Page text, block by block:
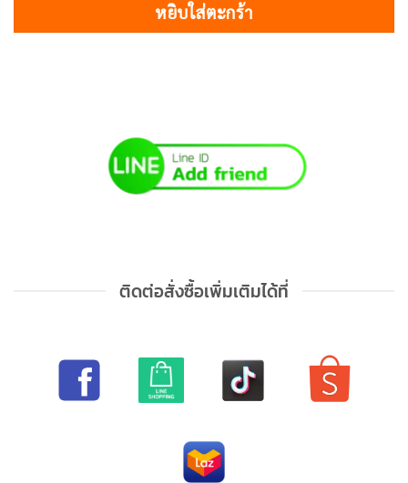
หยิบใส่ตะกร้า
ติดต่อสั่งซื้อเพิ่มเติมได้ที่